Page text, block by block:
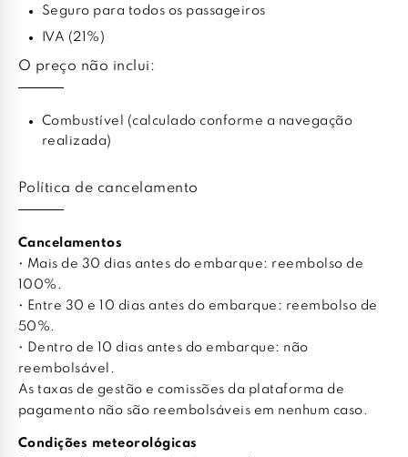
Seguro para todos os passageiros
IVA (21%)
O preço não inclui:
Combustível (calculado conforme a navegação
realizada)
Política de cancelamento
Cancelamentos
• Mais de 30 dias antes do embarque: reembolso de
100%.
• Entre 30 e 10 dias antes do embarque: reembolso de
50%.
• Dentro de 10 dias antes do embarque: não
reembolsável.
As taxas de gestão e comissões da plataforma de
pagamento não são reembolsáveis em nenhum caso.
Condições meteorológicas